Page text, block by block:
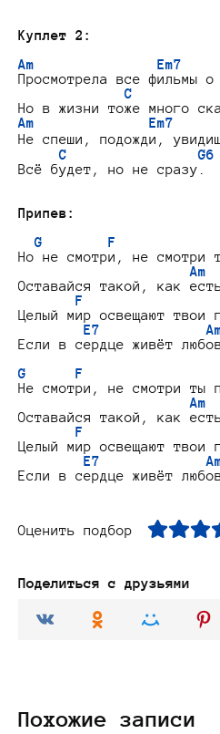
Куплет 2:
Am               Em7
Просмотрела все фильмы о
C
Am              Em7
Не спеши, подожди,
C                G6
Всё будет, но не сразу.
Припев:
G        F
Но не смотри, не смотри
Оставайся такой, как
F
Целый мир освещают твои
E7
Если в сердце живёт
G      F
Не смотри, не смотри ты
Оставайся такой, как
F
Целый мир освещают твои
E7
Оценить подбор
Поделиться с друзьями
Похожие записи